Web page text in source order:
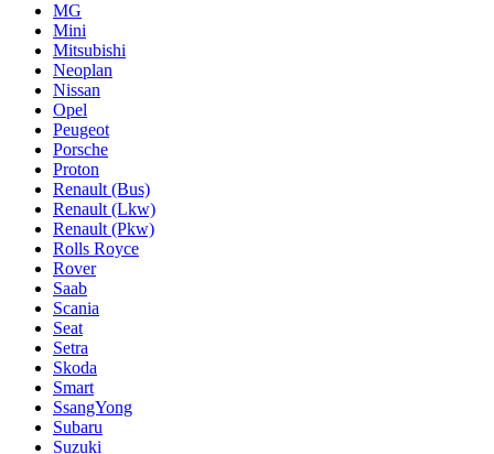
MG
Mini
Mitsubishi
Neoplan
Nissan
Opel
Peugeot
Porsche
Proton
Renault (Bus)
Renault (Lkw)
Renault (Pkw)
Rolls Royce
Rover
Saab
Scania
Seat
Setra
Skoda
Smart
SsangYong
Subaru
Suzuki